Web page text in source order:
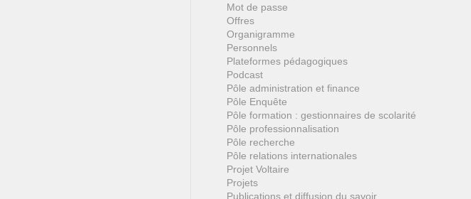
Mot de passe
Offres
Organigramme
Personnels
Plateformes pédagogiques
Podcast
Pôle administration et finance
Pôle Enquête
Pôle formation : gestionnaires de scolarité
Pôle professionnalisation
Pôle recherche
Pôle relations internationales
Projet Voltaire
Projets
Publications et diffusion du savoir